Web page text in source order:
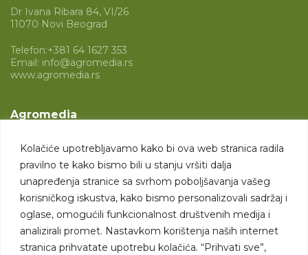
Kolačiće upotrebljavamo kako bi ova web stranica radila
pravilno te kako bismo bili u stanju vršiti dalja
unapređenja stranice sa svrhom poboljšavanja vašeg
korisničkog iskustva, kako bismo personalizovali sadržaj i
oglase, omogućili funkcionalnost društvenih medija i
analizirali promet. Nastavkom korištenja naših internet
stranica prihvatate upotrebu kolačića. “Prihvati sve”,
Dr Ivana Ribara 84, VI/26
11070 Novi Beograd
Telefon:+381 64 1627 353
Email: info@agromedia.rs
www.agromedia.rs
Agromedia
Svet poljoprivrede
Marketing usluge
Tražimo saradnike
Kontakt